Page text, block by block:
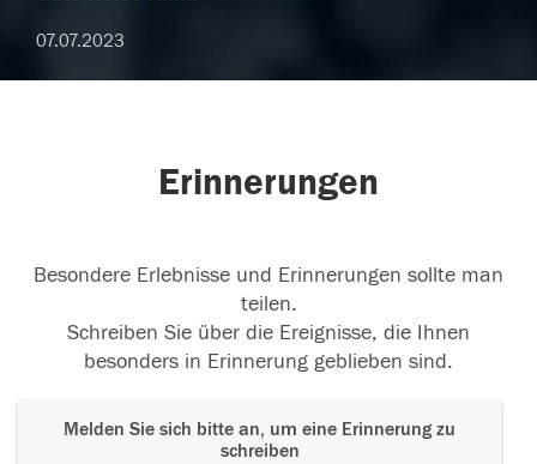
07.07.2023
Erinnerungen
Besondere Erlebnisse und Erinnerungen sollte man
teilen.
Schreiben Sie über die Ereignisse, die Ihnen
besonders in Erinnerung geblieben sind.
Melden Sie sich bitte an, um eine Erinnerung zu
schreiben